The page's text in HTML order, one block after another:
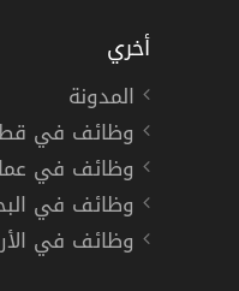
أخري
المدونة
وظائف في
وظائف في
وظائف في
وظائف في